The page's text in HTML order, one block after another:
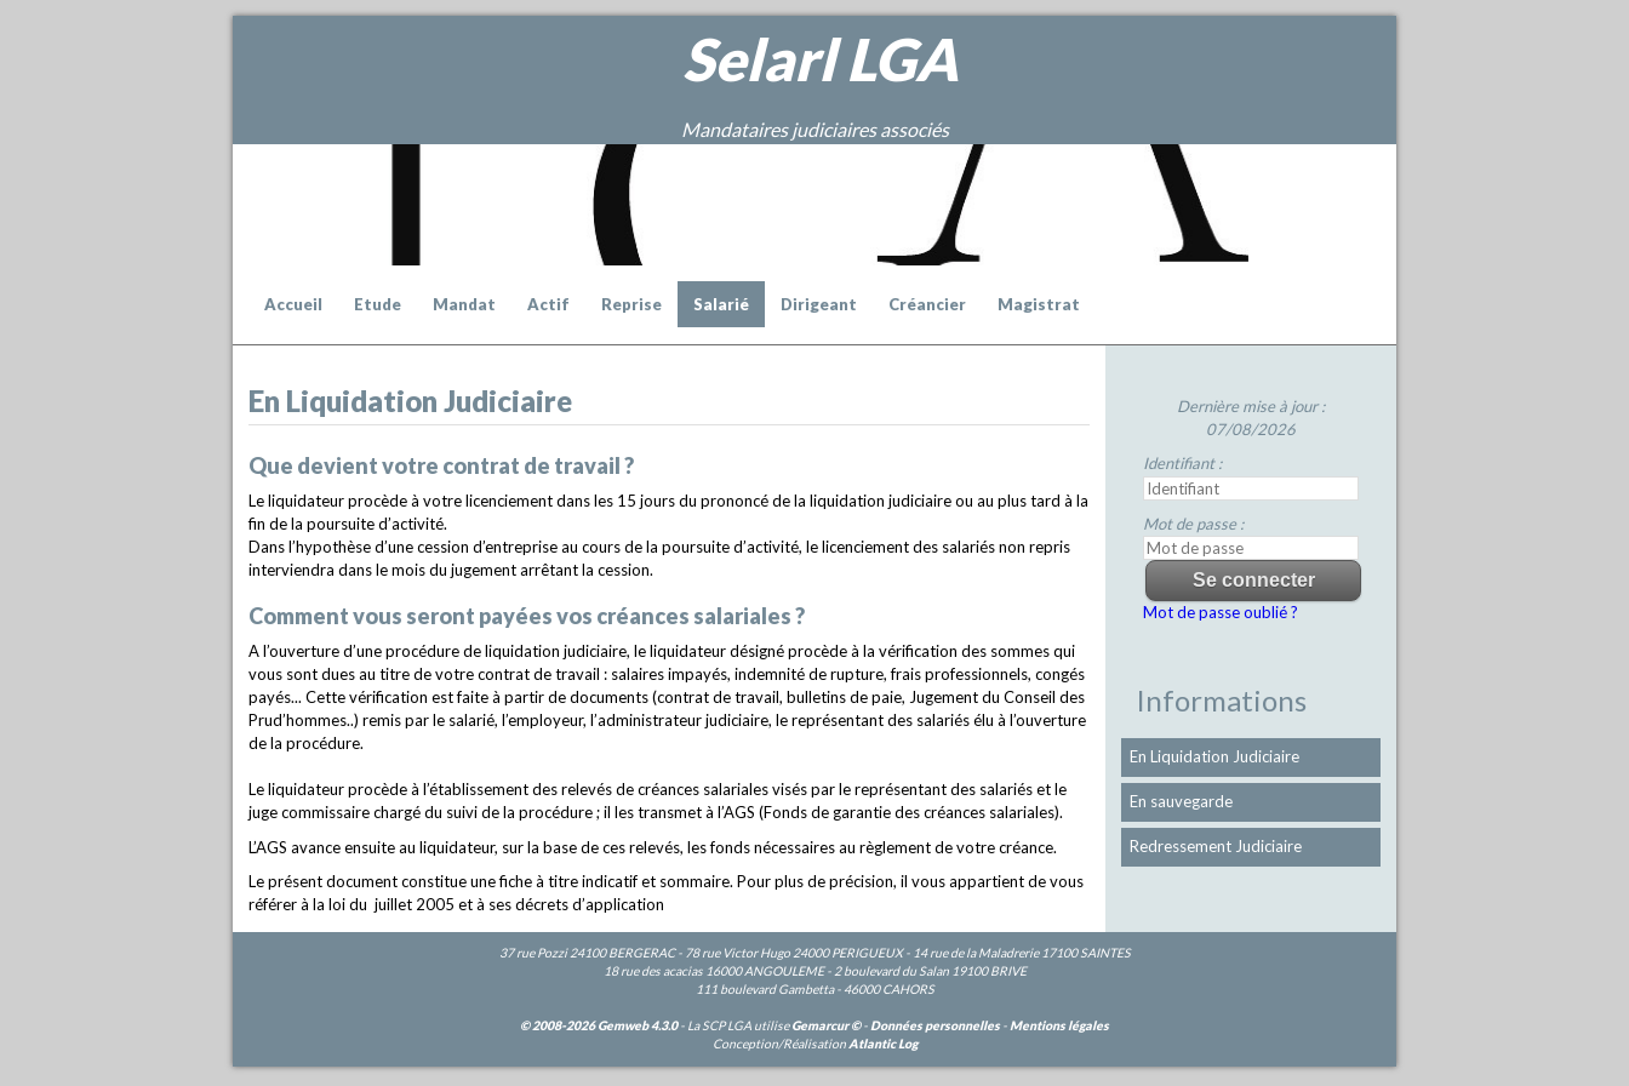
SelarlLGA
Mandataires judiciaires associés
Accueil Etude Mandat Actif Reprise Salarié Dirigeant Créancier Magistrat
En Liquidation Judiciaire
Que devient votre contrat de travail ?
Le liquidateur procède à votre licenciement dans les 15 jours du prononcé de la liquidation judiciaire ou au plus tard à la
fin de la poursuite d’activité.
Dans l’hypothèse d’une cession d’entreprise au cours de la poursuite d’activité, le licenciement des salariés non repris
interviendra dans le mois du jugement arrêtant la cession.
Comment vous seront payées vos créances salariales ?
A l’ouverture d’une procédure de liquidation judiciaire, le liquidateur désigné procède à la vérification des sommes qui
vous sont dues au titre de votre contrat de travail : salaires impayés, indemnité de rupture, frais professionnels, congés
payés... Cette vérification est faite à partir de documents (contrat de travail, bulletins de paie, Jugement du Conseil des
Prud’hommes..) remis par le salarié, l’employeur, l’administrateur judiciaire, le représentant des salariés élu à l’ouverture
de la procédure.
Le liquidateur procède à l’établissement des relevés de créances salariales visés par le représentant des salariés et le
juge commissaire chargé du suivi de la procédure ; il les transmet à l’AGS (Fonds de garantie des créances salariales).
L’AGS avance ensuite au liquidateur, sur la base de ces relevés, les fonds nécessaires au règlement de votre créance.
Le présent document constitue une fiche à titre indicatif et sommaire. Pour plus de précision, il vous appartient de vous
référer à la loi du juillet 2005 et à ses décrets d’application
Dernière mise à jour :
07/08/2026
Identifiant :
Mot de passe :
Mot de passe oublié ?
Informations
En Liquidation Judiciaire
En sauvegarde
Redressement Judiciaire
37 rue Pozzi 24100 BERGERAC - 78 rue Victor Hugo 24000 PERIGUEUX - 14 rue de la Maladrerie 17100 SAINTES
18 rue des acacias 16000 ANGOULEME - 2 boulevard du Salan 19100 BRIVE
111 boulevard Gambetta - 46000 CAHORS
© 2008-2026 Gemweb 4.3.0- La SCP LGA utiliseGemarcur ©- Données personnelles- Mentions légales
Conception/Réalisation Atlantic Log